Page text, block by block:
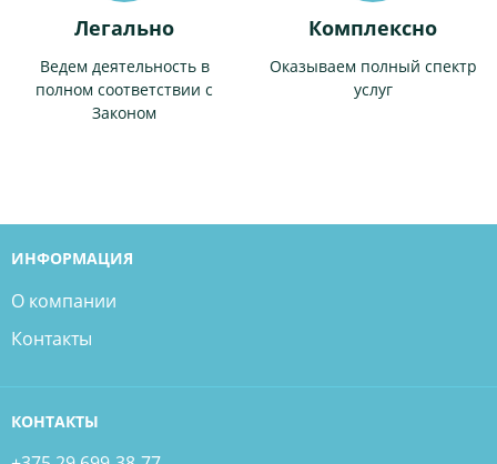
Легально
Ведем деятельность в
полном соответствии с
Законом
Комплексно
Оказываем полный спектр
услуг
ИНФОРМАЦИЯ
О компании
Контакты
КОНТАКТЫ